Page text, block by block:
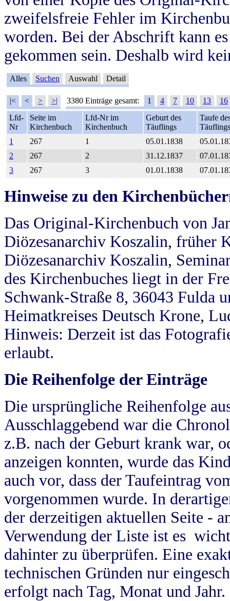
zweifelsfreie Fehler im
worden. Bei der Abschrift kann
gekommen sein. Deshalb wird
Alles Suchen Auswahl Detail
|< < > >| 3380 Einträge gesamt: 1 4 7 10 13
16
Lfd-
Nr
Seite im
Kirchenbuch
Lfd-Nr im
Kirchenbuch
Geburt des
Täuflings
Taufe
Täuflings
1
267 1 05.01.1838
2
267 2 31.12.1837
3
267 3 01.01.1838
Hinweise zu den
Das Original-Kirchenbuch von
Diözesanarchiv Koszalin, früher
Diözesanarchiv Koszalin,
des Kirchenbuches liegt in der
Schwank-Straße 8, 36043 Fulda
Heimatkreises Deutsch Krone,
Hinweis: Derzeit ist das
erlaubt.
Die Reihenfolge der Einträge
Die ursprüngliche Reihenfolge
Ausschlaggebend war die
z.B. nach der Geburt krank war,
anzeigen konnten, wurde das
auch vor, dass der Taufeintrag
vorgenommen wurde. In
der derzeitigen aktuellen Seite -
Verwendung der Liste ist es
dahinter zu überprüfen. Eine
technischen Gründen nur
erfolgt nach Tag, Monat und Jahr.